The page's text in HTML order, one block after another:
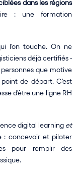
dans les régions
: une formation
l'on touche. On ne
déjà certifiés -
que motive
de départ. C'est
d'être une ligne RH
digital learning et
: concevoir et piloter
pour remplir des